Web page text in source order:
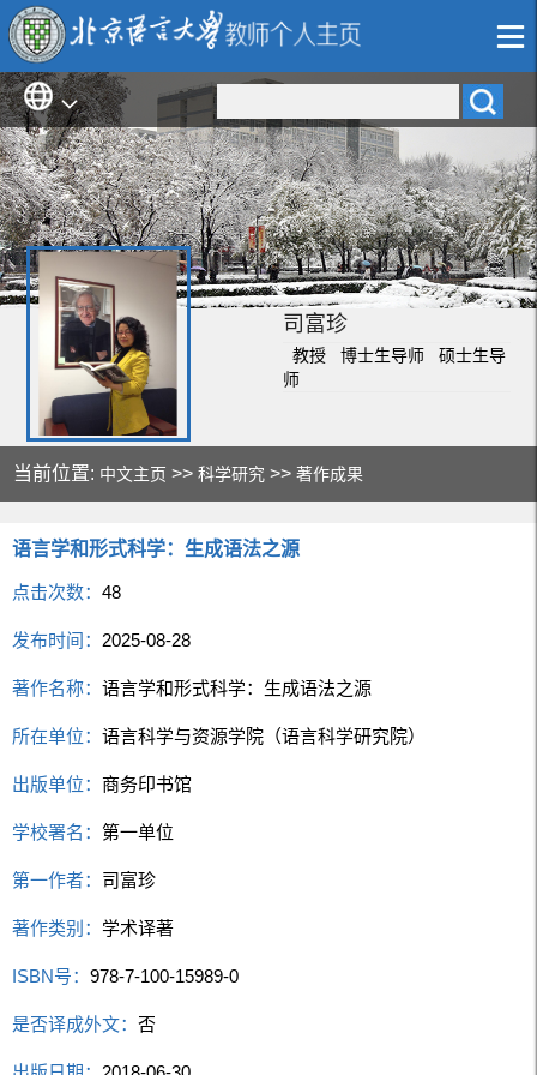
司富珍
教授 博士生导师 硕士生导
师
当前位置: 中文主页 >>科学研究 >>著作成果
语言学和形式科学：生成语法之源
点击次数：48
发布时间： 2025-08-28
著作名称：语言学和形式科学：生成语法之源
所在单位：语言科学与资源学院（语言科学研究院）
出版单位： 商务印书馆
学校署名： 第一单位
第一作者： 司富珍
著作类别：学术译著
ISBN号：978-7-100-15989-0
是否译成外文：否